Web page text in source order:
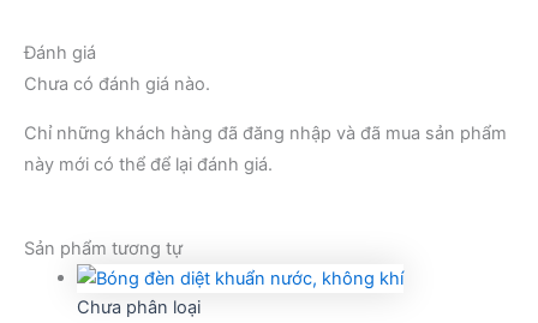
Đánh giá
Chưa có đánh giá nào.
Chỉ những khách hàng đã đăng nhập và đã mua sản phẩm
này mới có thể để lại đánh giá.
Sản phẩm tương tự
Chưa phân loại